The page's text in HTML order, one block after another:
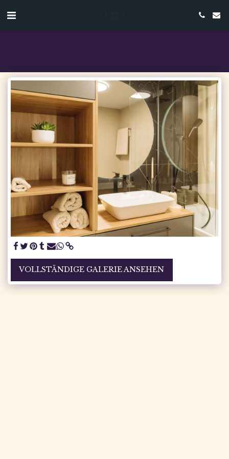
VOLLSTÄNDIGE GALERIE ANSEHEN